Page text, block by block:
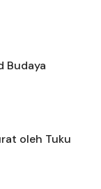
Budaya
oleh Tuku